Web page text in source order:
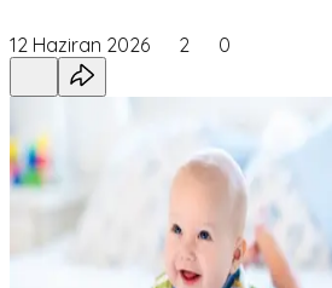
12 Haziran 2026 2 0